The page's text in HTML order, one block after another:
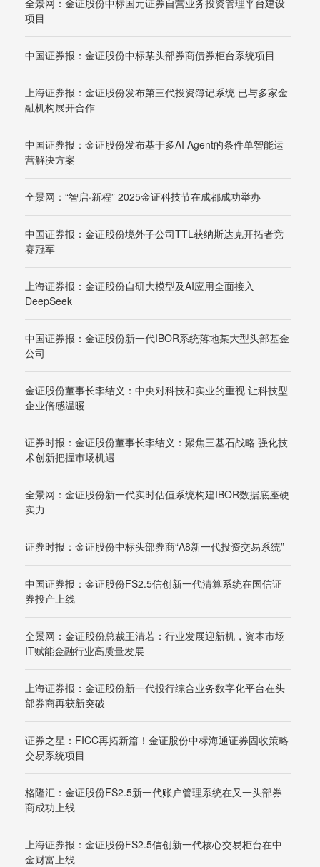
全景网：金证股份中标国元证券自营业务投资管理平台建设
项目
中国证券报：金证股份中标某头部券商债券柜台系统项目
上海证券报：金证股份发布第三代投资簿记系统 已与多家金
融机构展开合作
中国证券报：金证股份发布基于多AI Agent的条件单智能运
营解决方案
全景网：“智启·新程” 2025金证科技节在成都成功举办
中国证券报：金证股份境外子公司TTL获纳斯达克开拓者竞
赛冠军
上海证券报：金证股份自研大模型及AI应用全面接入
DeepSeek
中国证券报：金证股份新一代IBOR系统落地某大型头部基金
公司
金证股份董事长李结义：中央对科技和实业的重视 让科技型
企业倍感温暖
证券时报：金证股份董事长李结义：聚焦三基石战略 强化技
术创新把握市场机遇
全景网：金证股份新一代实时估值系统构建IBOR数据底座硬
实力
证券时报：金证股份中标头部券商“A8新一代投资交易系统”
中国证券报：金证股份FS2.5信创新一代清算系统在国信证
券投产上线
全景网：金证股份总裁王清若：行业发展迎新机，资本市场
IT赋能金融行业高质量发展
上海证券报：金证股份新一代投行综合业务数字化平台在头
部券商再获新突破
证券之星：FICC再拓新篇！金证股份中标海通证券固收策略
交易系统项目
格隆汇：金证股份FS2.5新一代账户管理系统在又一头部券
商成功上线
上海证券报：金证股份FS2.5信创新一代核心交易柜台在中
金财富上线